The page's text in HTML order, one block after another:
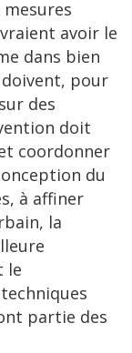
avoir le
dans bien
doivent, pour
des
doit
coordonner
du
à affiner
la
le
partie des